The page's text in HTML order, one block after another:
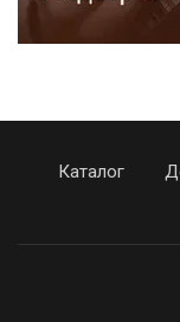
Каталог